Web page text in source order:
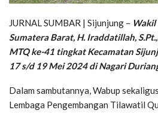
JURNAL SUMBAR | Sijunjung – Wakil
Sumatera Barat, H. Iraddatillah, S.Pt.,
MTQ ke-41 tingkat Kecamatan
17 s/d 19 Mei 2024 di Nagari
Dalam sambutannya, Wabup
Lembaga Pengembangan Tilawatil